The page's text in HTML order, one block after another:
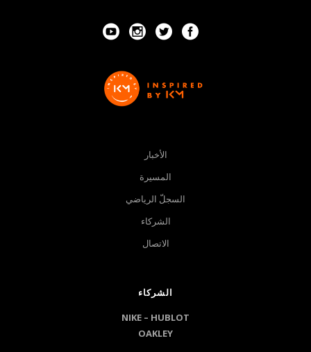
الأخبار
المسيرة
السجلّ الرياضي
الشركاء
الاتصال
الشركاء
NIKE – HUBLOT
OAKLEY